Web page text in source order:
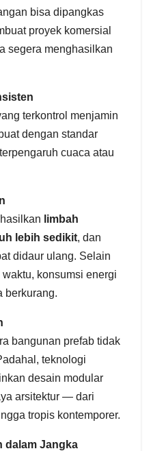
bisa dipangkas
proyek komersial
segera menghasilkan
terkontrol menjamin
dengan standar
cuaca atau
limbah
lebih sedikit, dan
didaur ulang. Selain
konsumsi energi
berkurang.
bangunan prefab tidak
teknologi
desain modular
arsitektur — dari
tropis kontemporer.
dalam Jangka